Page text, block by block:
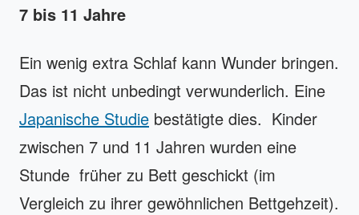
7 bis 11 Jahre
Ein wenig extra Schlaf kann Wunder bringen.
Das ist nicht unbedingt verwunderlich. Eine
Japanische Studie bestätigte dies. Kinder
zwischen 7 und 11 Jahren wurden eine
Stunde früher zu Bett geschickt (im
Vergleich zu ihrer gewöhnlichen Bettgehzeit).